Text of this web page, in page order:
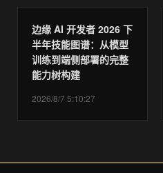
边缘 AI 开发者 2026 下
半年技能图谱：从模型
训练到端侧部署的完整
能力树构建
2026/8/7 5:10:27